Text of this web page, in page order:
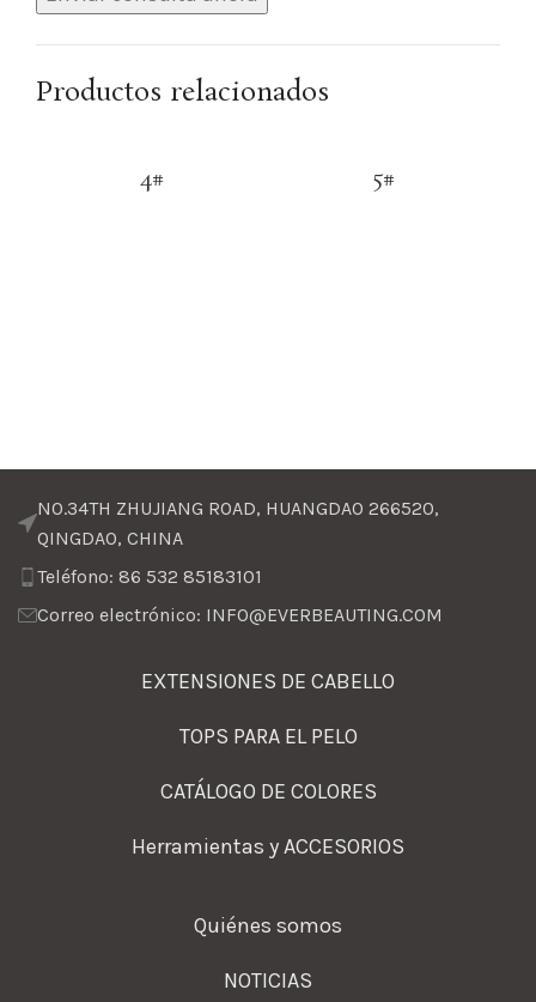
Productos relacionados
4# 5#
NO.34TH ZHUJIANG ROAD, HUANGDAO 266520,
QINGDAO, CHINA
Teléfono: 86 532 85183101
Correo electrónico: INFO@EVERBEAUTING.COM
EXTENSIONES DE CABELLO
TOPS PARA EL PELO
CATÁLOGO DE COLORES
Herramientas y ACCESORIOS
Quiénes somos
NOTICIAS